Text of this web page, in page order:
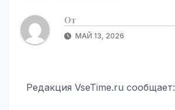
От
МАЙ 13, 2026
Редакция VseTime.ru сообщает: